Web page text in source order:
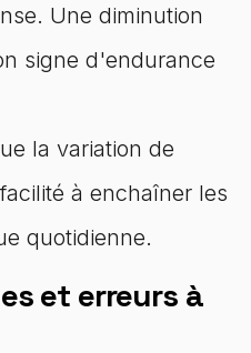
Une diminution
signe d'endurance
la variation de
à enchaîner les
quotidienne.
et erreurs à